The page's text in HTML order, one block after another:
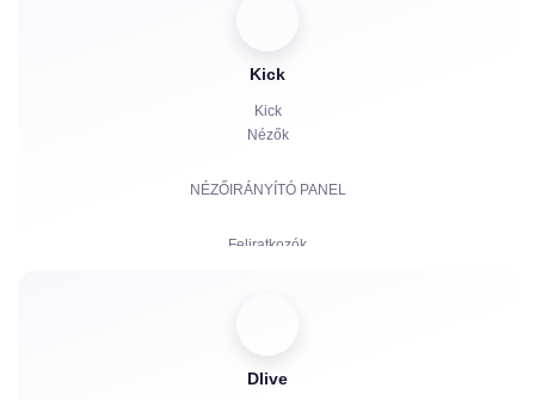
Kick
Kick
Nézők
NÉZŐIRÁNYÍTÓ PANEL
Feliratkozók
Dlive